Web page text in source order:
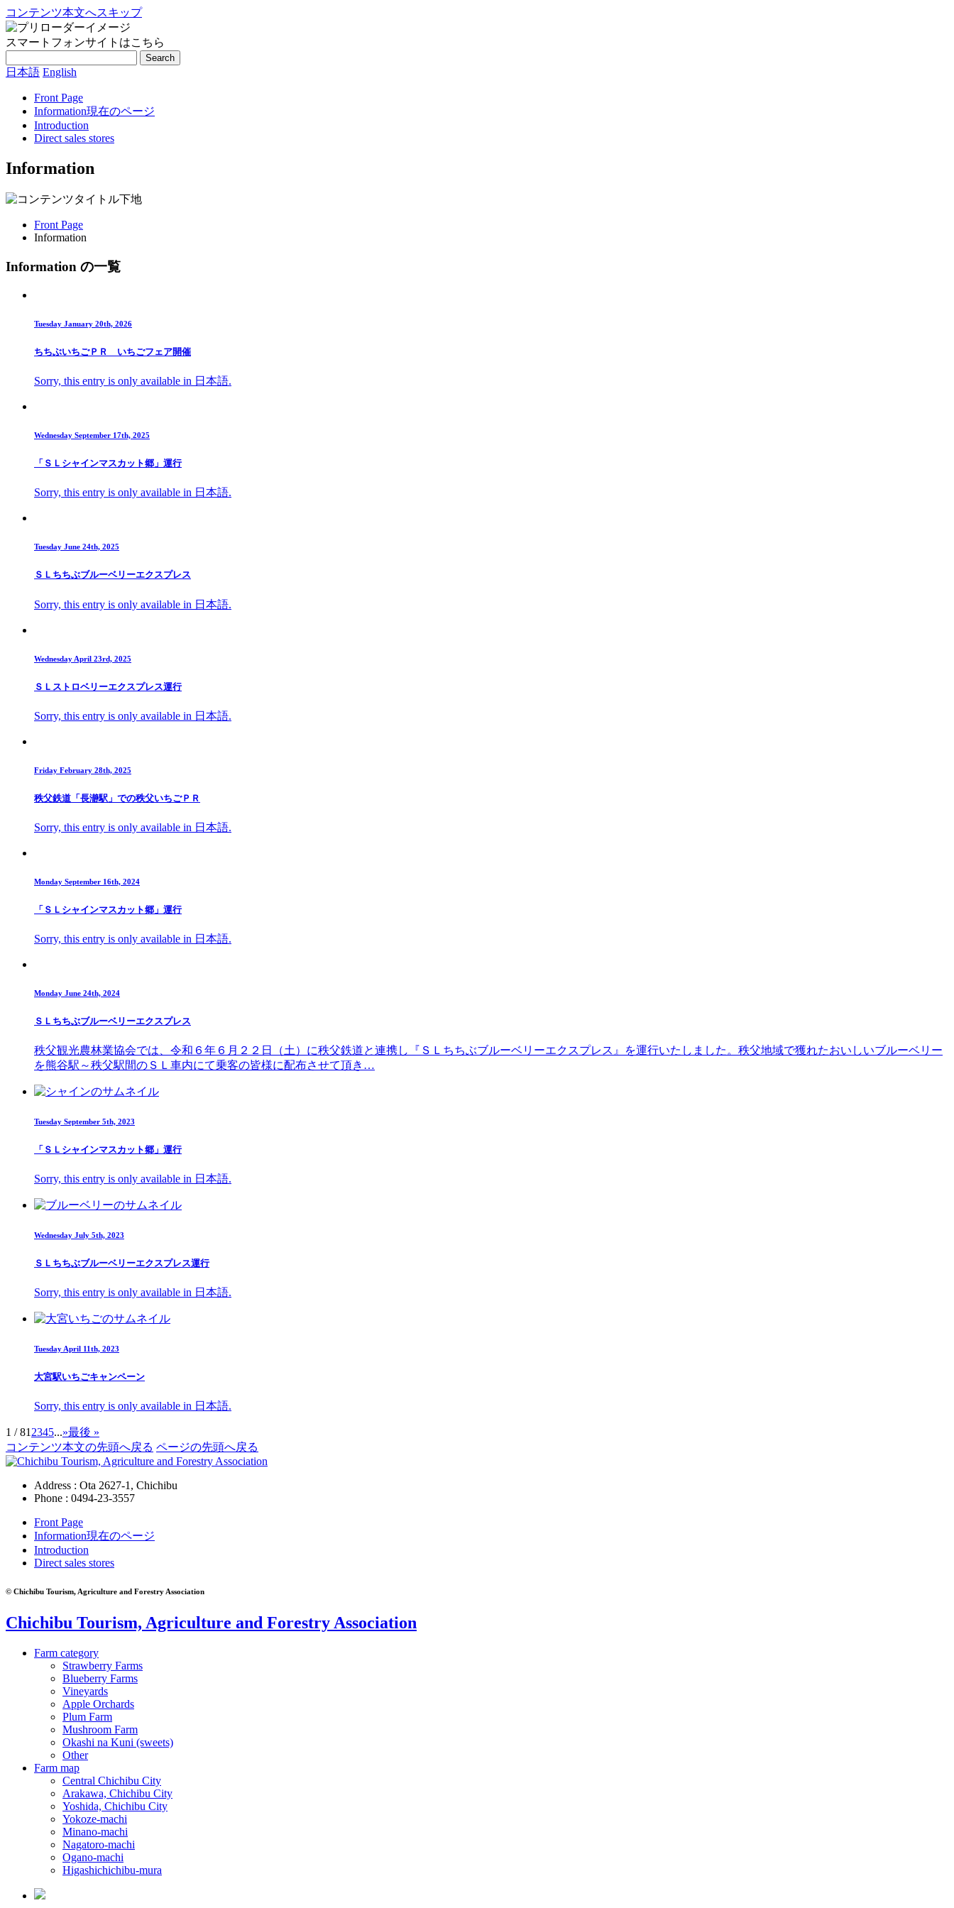
コンテンツ本文へスキップ
スマートフォンサイトはこちら
Search
日本語 English
Front Page
Information現在のページ
Introduction
Direct sales stores
Information
Front Page
Information
Information の一覧
Tuesday January 20th, 2026
ちちぶいちごＰＲ いちごフェア開催
Sorry, this entry is only available in 日本語.
Wednesday September 17th, 2025
「ＳＬシャインマスカット郷」運行
Sorry, this entry is only available in 日本語.
Tuesday June 24th, 2025
ＳＬちちぶブルーベリーエクスプレス
Sorry, this entry is only available in 日本語.
Wednesday April 23rd, 2025
ＳＬストロベリーエクスプレス運行
Sorry, this entry is only available in 日本語.
Friday February 28th, 2025
秩父鉄道「長瀞駅」での秩父いちごＰＲ
Sorry, this entry is only available in 日本語.
Monday September 16th, 2024
「ＳＬシャインマスカット郷」運行
Sorry, this entry is only available in 日本語.
Monday June 24th, 2024
ＳＬちちぶブルーベリーエクスプレス
秩父観光農林業協会では、令和６年６月２２日（土）に秩父鉄道と連携し『ＳＬちちぶブルーベリーエクスプレス』を運行いたしました。秩父地域で獲れたおいしいブルーベリー
を熊谷駅～秩父駅間のＳＬ車内にて乗客の皆様に配布させて頂き…
Tuesday September 5th, 2023
「ＳＬシャインマスカット郷」運行
Sorry, this entry is only available in 日本語.
Wednesday July 5th, 2023
ＳＬちちぶブルーベリーエクスプレス運行
Sorry, this entry is only available in 日本語.
Tuesday April 11th, 2023
大宮駅いちごキャンペーン
Sorry, this entry is only available in 日本語.
1 / 81 2345...»最後 »
コンテンツ本文の先頭へ戻る ページの先頭へ戻る
Address : Ota 2627-1, Chichibu
Phone : 0494-23-3557
Front Page
Information現在のページ
Introduction
Direct sales stores
© Chichibu Tourism, Agriculture and Forestry Association
Chichibu Tourism, Agriculture and Forestry Association
Farm category
Strawberry Farms
Blueberry Farms
Vineyards
Apple Orchards
Plum Farm
Mushroom Farm
Okashi na Kuni (sweets)
Other
Farm map
Central Chichibu City
Arakawa, Chichibu City
Yoshida, Chichibu City
Yokoze-machi
Minano-machi
Nagatoro-machi
Ogano-machi
Higashichichibu-mura